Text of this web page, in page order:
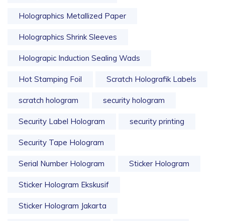
Holographics Metallized Paper
Holographics Shrink Sleeves
Holograpic Induction Sealing Wads
Hot Stamping Foil Scratch Holografik Labels
scratch hologram security hologram
Security Label Hologram security printing
Security Tape Hologram
Serial Number Hologram Sticker Hologram
Sticker Hologram Ekskusif
Sticker Hologram Jakarta